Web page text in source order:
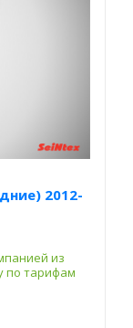
2012-
из
по тарифам